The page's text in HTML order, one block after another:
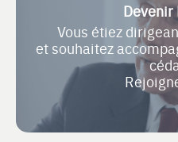
Devenir
Vous étiez
et souhaitez